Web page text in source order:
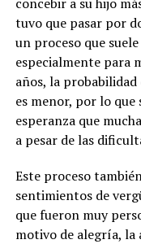
tuvo que pasar por
un proceso que
especialmente para
años, la
es menor, por lo
esperanza que
a pesar de las
Este proceso
sentimientos de
que fueron muy
motivo de alegría,